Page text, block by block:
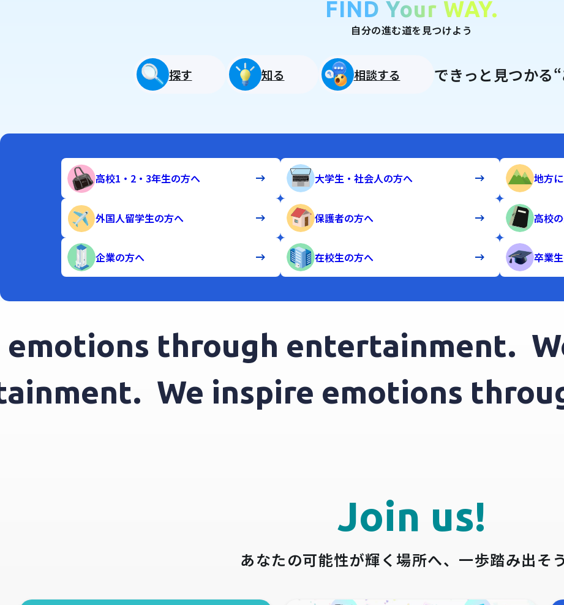
FIND Your WAY.
自分の進む道を見つけよう
探す 知る 相談する できっと見つかる
高校1・2・3年生の方へ 大学生・社会人の方へ 地方
外国人留学生の方へ 保護者の方へ 高校
企業の方へ 在校生の方へ 卒業
through entertainment.
We inspire emotions
Join us!
あなたの可能性が輝く場所へ、 一歩踏み出そう